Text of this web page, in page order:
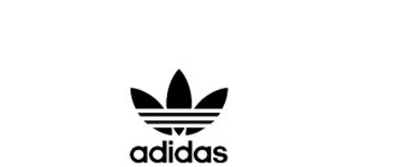
SOFTMACHINE 2026